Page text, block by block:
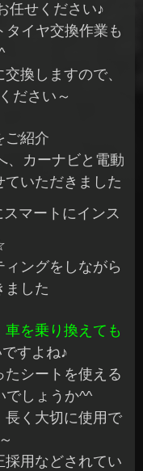
任せください♪
イヤ交換作業も
換しますので、
ださい～
ご紹介
、カーナビと電動
いただきました
マートにインス
ングをしながら
ました
車を乗り換えても
すよね♪
シートを使える
でしょうか^^
長く大切に使用で
用などされてい